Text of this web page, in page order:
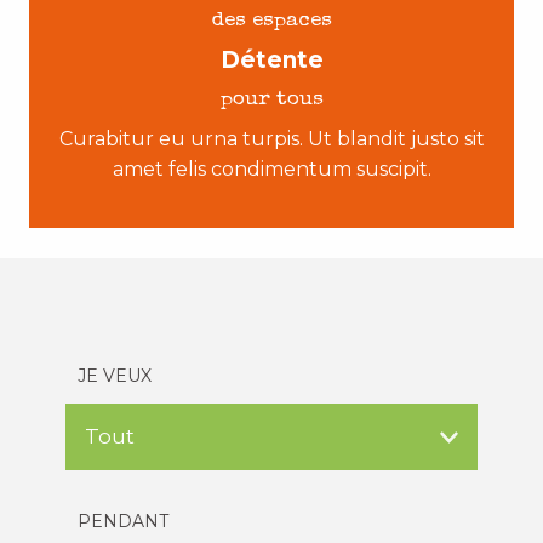
des espaces
Détente
pour tous
Curabitur eu urna turpis. Ut blandit justo sit
amet felis condimentum suscipit.
JE VEUX
PENDANT